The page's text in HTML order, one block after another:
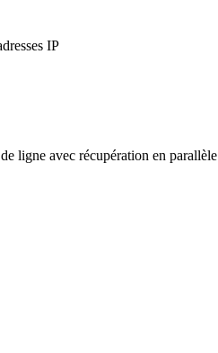
IP
ligne avec récupération en parallèle